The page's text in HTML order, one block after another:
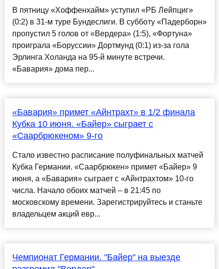
В пятницу «Хоффенхайм» уступил «РБ Лейпциг»
(0:2) в 31-м туре Бундеслиги. В субботу «Падерборн»
пропустил 5 голов от «Вердера» (1:5), «Фортуна»
проиграла «Боруссии» Дортмунд (0:1) из-за гола
Эрлинга Холанда на 95-й минуте встречи.
«Бавария» дома пер...
«Бавария» примет «Айнтрахт» в 1/2 финала
Кубка 10 июня. «Байер» сыграет с
«Саарбрюкеном» 9-го
Стало известно расписание полуфинальных матчей
Кубка Германии. «Саарбрюкен» примет «Байер» 9
июня, а «Бавария» сыграет с «Айнтрахтом» 10-го
числа. Начало обоих матчей – в 21:45 по
московскому времени. Зарегистрируйтесь и станьте
владельцем акций евр...
Чемпионат Германии. "Байер" на выезде